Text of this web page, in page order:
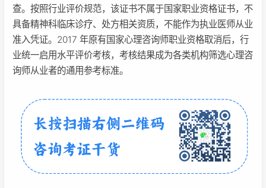
查。按照行业评价规范，该证书不属于国家职业资格证书，不
具备精神科临床诊疗、处方相关资质，不能作为执业医师从业
准入凭证。2017 年原有国家心理咨询师职业资格取消后，行
业统一启用水平评价考核，考核结果成为各类机构筛选心理咨
询师从业者的通用参考标准。